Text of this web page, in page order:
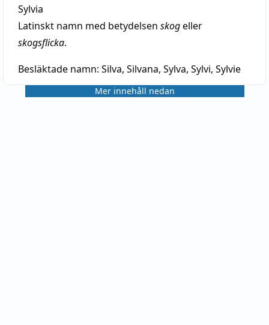
Sylvia
Latinskt namn med betydelsen skogeller
skogsflicka.
Besläktade namn: Silva, Silvana, Sylva, Sylvi, Sylvie
Mer innehåll nedan